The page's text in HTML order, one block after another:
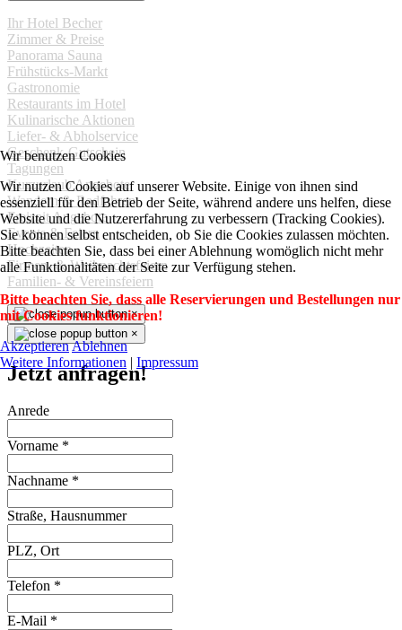
Wir benutzen Cookies
Wir nutzen Cookies auf unserer Website. Einige von ihnen sind
essenziell für den Betrieb der Seite, während andere uns helfen, diese
Website und die Nutzererfahrung zu verbessern (Tracking Cookies).
Sie können selbst entscheiden, ob Sie die Cookies zulassen möchten.
Bitte beachten Sie, dass bei einer Ablehnung womöglich nicht mehr
alle Funktionalitäten der Seite zur Verfügung stehen.
Bitte beachten Sie, dass alle Reservierungen und Bestellungen nur
mit Cookies funktionieren!
AkzeptierenAblehnen
Weitere Informationen | Impressum
Ihr Hotel Becher
Zimmer & Preise
Panorama Sauna
Frühstücks-Markt
Gastronomie
Restaurants im Hotel
Kulinarische Aktionen
Liefer- & Abholservice
Geschenk-Gutschein
Tagungen
Kurzurlaub Angebote
Wandern & Radfahren
Freizeit Angebote
Events & Feiern
Hochzeiten
Firmen- & Weihnachtsfeiern
Familien- & Vereinsfeiern
×
×
Jetzt anfragen!
Anrede
Vorname *
Nachname *
Straße, Hausnummer
PLZ, Ort
Telefon *
E-Mail *